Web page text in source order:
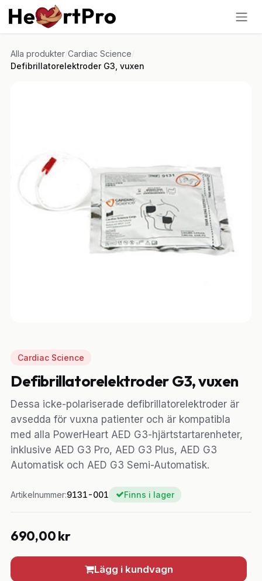
Hoppa till innehållet
Alla produkter/ Cardiac Science
Defibrillatorelektroder G3, vuxen
Cardiac Science
Defibrillatorelektroder G3, vuxen
Dessa icke-polariserade defibrillatorelektroder är
avsedda för vuxna patienter och är kompatibla
med alla PowerHeart AED G3-hjärtstartarenheter,
inklusive AED G3 Pro, AED G3 Plus, AED G3
Automatisk och AED G3 Semi-Automatisk.
Artikelnummer:9131-001 Finns i lager
690,00kr
Lägg i kundvagn